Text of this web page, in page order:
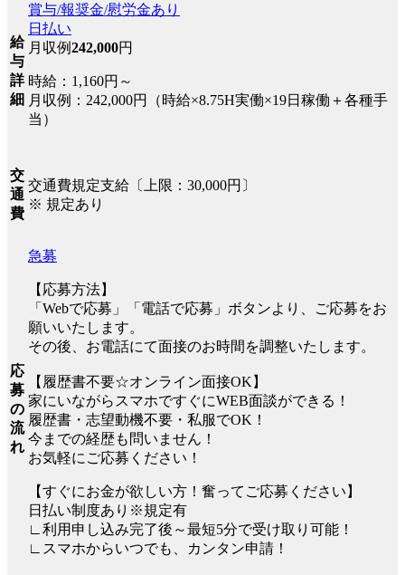
給
与
詳
細
賞与/報奨金/慰労金あり
日払い
月収例242,000円
時給：1,160円～
月収例：242,000円（時給×8.75H実働×19日稼働＋各種手
当）
交
通
費
交通費規定支給〔上限：30,000円〕
※ 規定あり
応
募
の
流
れ
急募
【応募方法】
「Webで応募」「電話で応募」ボタンより、ご応募をお
願いいたします。
その後、お電話にて面接のお時間を調整いたします。
【履歴書不要☆オンライン面接OK】
家にいながらスマホですぐにWEB面談ができる！
履歴書・志望動機不要・私服でOK！
今までの経歴も問いません！
お気軽にご応募ください！
【すぐにお金が欲しい方！奮ってご応募ください】
日払い制度あり※規定有
∟利用申し込み完了後～最短5分で受け取り可能！
∟スマホからいつでも、カンタン申請！